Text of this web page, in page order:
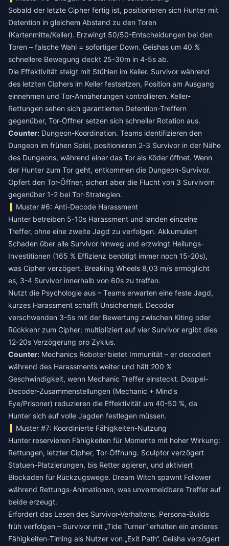
Sobald der letzte Cipher fertig ist, positionieren sich Hunter mit
Detention in gleichem Abstand zu den Toren
(Kartenmitte/Keller). Erzwingt 50/50-Entscheidungen bei den
Toren – falsche Wahl = sofortiger Down. Geishas um 40 %
schnellere Bewegung deckt 25-30m in 4-5s ab.
Die Effektivität steigt mit Stühlen im Keller. Survivor während
des letzten Ciphers im Keller festsetzen, Position am Ausgang
einnehmen und Tor-Annäherungen kontrollieren. Keller-
Rettungen sehen sich garantierten Detention-Treffern
gegenüber, Tor-Öffner setzen sich schneller Rotation aus.
Counter: Dungeon-Koordination. Teams identifizieren den
Dungeon im frühen Spiel, positionieren 2-3 Survivor in der Nähe
des Dungeons, während einer das Tor als Köder öffnet. Wenn
der Hunter zum Tor geht, entkommen die Dungeon-Survivor.
Opfert den Tor-Öffner, sichert aber die Flucht von 3 Survivorn
gegenüber 1-2 bei Tor-Strategien.
Muster #6: Anti-Decode Harassment
Hunter betreiben 5-10s Harassment und landen einzelne
Treffer, ohne eine zweite Jagd zu verfolgen. Akkumuliert
Schaden über alle Survivor hinweg und erzwingt Heilungs-
Investitionen (165 % Effizienz benötigt immer noch 15-20s),
was Cipher verzögert. Breaking Wheels 8,03 m/s ermöglicht
es, 3-4 Survivor innerhalb von 60s zu treffen.
Nutzt die Psychologie aus – Teams erwarten eine feste Jagd,
kurzes Harassment schafft Unsicherheit. Decoder
verschwenden 3-5s mit der Bewertung zwischen Kiting oder
Rückkehr zum Cipher; multipliziert auf vier Survivor ergibt dies
12-20s Verzögerung pro Zyklus.
Counter: Mechanics Roboter bietet Immunität – er decodiert
während des Harassments weiter und hält 200 %
Geschwindigkeit, wenn Mechanic Treffer einsteckt. Doppel-
Decoder-Zusammenstellungen (Mechanic + Mind's
Eye/Prisoner) reduzieren die Effektivität um 40-50 %, da
Hunter sich auf volle Jagden festlegen müssen.
Muster #7: Koordinierte Fähigkeiten-Nutzung
Hunter reservieren Fähigkeiten für Momente mit hoher Wirkung:
Rettungen, letzter Cipher, Tor-Öffnung. Sculptor verzögert
Statuen-Platzierungen, bis Retter agieren, und aktiviert
Blockaden für Rückzugswege. Dream Witch spawnt Follower
während Rettungs-Animationen, was unvermeidbare Treffer auf
beide erzeugt.
Erfordert das Lesen des Survivor-Verhaltens. Persona-Builds
früh verfolgen – Survivor mit „Tide Turner“ erhalten ein anderes
Fähigkeiten-Timing als Nutzer von „Exit Path“. Geisha verzögert